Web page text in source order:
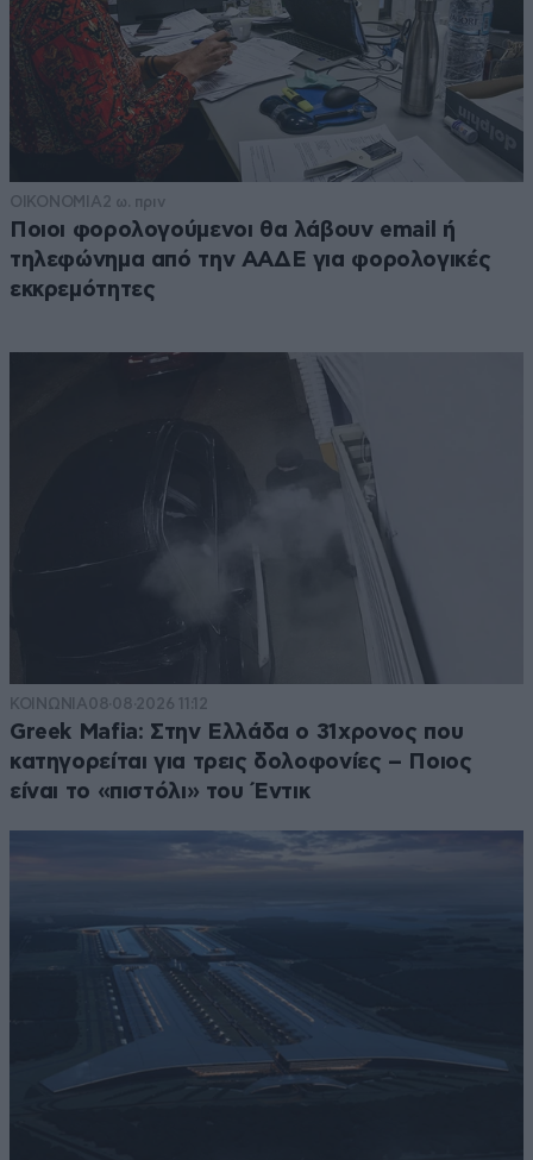
ΟΙΚΟΝΟΜΙΑ 2 ω. πριν
Ποιοι φορολογούμενοι θα λάβουν email ή
τηλεφώνημα από την ΑΑΔΕ για φορολογικές
εκκρεμότητες
ΚΟΙΝΩΝΙΑ08·08·2026 11:12
Greek Mafia: Στην Ελλάδα ο 31χρονος που
κατηγορείται για τρεις δολοφονίες – Ποιος
είναι το «πιστόλι» του Έντικ